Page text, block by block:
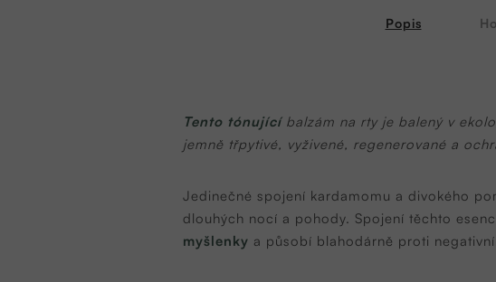
Popis
Tento tónujícíbalzám na rty je balený v
jemně třpytivé, vyživené, regenerované a
Jedinečné spojení kardamomu a divokého
dlouhých nocí a pohody. Spojení těchto
myšlenky a působí blahodárně proti